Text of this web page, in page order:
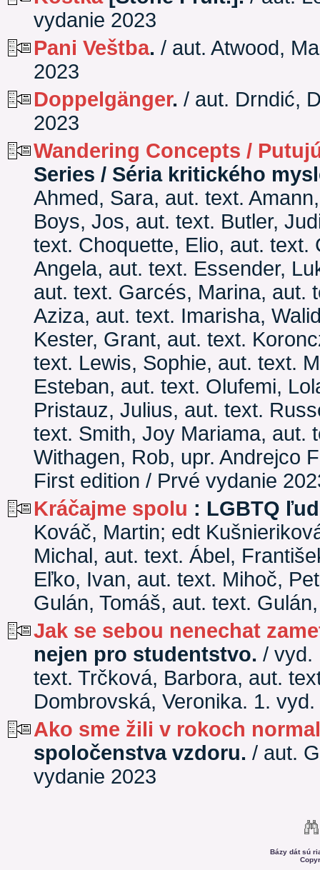
vydanie 2023
Pani Veštba. / aut. Atwood,
2023
Doppelgänger. / aut. Drndić,
2023
Wandering Concepts /
Series / Séria kritického
Ahmed, Sara, aut. text.
Boys, Jos, aut. text. Butler,
text. Choquette, Elio, aut.
Angela, aut. text. Essender,
aut. text. Garcés, Marina, aut.
Aziza, aut. text. Imarisha,
Kester, Grant, aut. text.
text. Lewis, Sophie, aut. text.
Esteban, aut. text. Olufemi,
Pristauz, Julius, aut. text.
text. Smith, Joy Mariama, aut.
Withagen, Rob, upr. Andrejco
First edition / Prvé vydanie
Kráčajme spolu : LGBTQ
Kováč, Martin; edt
Michal, aut. text. Ábel,
Eľko, Ivan, aut. text. Mihoč,
Gulán, Tomáš, aut. text.
Jak se sebou nenechat
nejen pro studentstvo. / vyd.
text. Trčková, Barbora, aut.
Dombrovská, Veronika. 1.
Ako sme žili v rokoch
spoločenstva vzdoru. / aut.
vydanie 2023
Bázy dát sú